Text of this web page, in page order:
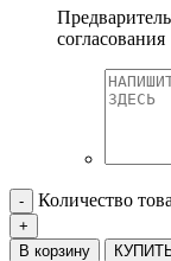
согласования
Количество
В корзину